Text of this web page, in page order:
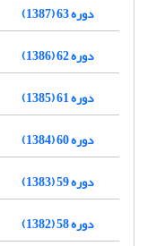
دوره 63 (1387)
دوره 62 (1386)
دوره 61 (1385)
دوره 60 (1384)
دوره 59 (1383)
دوره 58 (1382)